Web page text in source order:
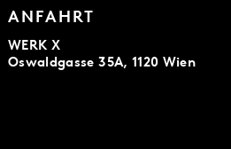
ANFAHRT
WERK X
Oswaldgasse 35A, 1120 Wien